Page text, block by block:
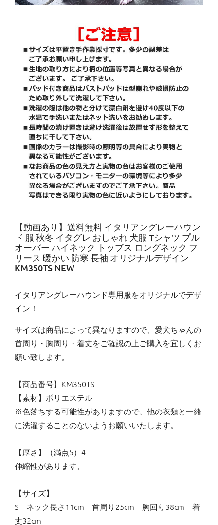
【動画あり】送料無料 イタリアングレーハウン
ド 服 秋冬 イタグレ おしゃれ 犬服 Tシャツ プル
オーバー ハイネック トップス ロングネック フ
リース 暖かい 防寒 長袖 オリジナルデザイン
KM350TS NEW
イタリアングレーハウンド専用服をオリジナルでデザ
イン！
サイズは商品によって異なりますので、愛犬ちゃんの
首周り・胸周り・着丈をご確認の上ご購入を宜しくお
願い致します。
【商品番号】KM350TS
【素材】ポリエステル
※色落ちする可能性がありますので、他の衣類と一緒
に洗濯することのないようお願いいたします。
【厚さ】（満点5）4
伸縮性があります。
【サイズ】
S ネック長さ11cm 首周り25cm 胸回り38cm 着
丈32cm